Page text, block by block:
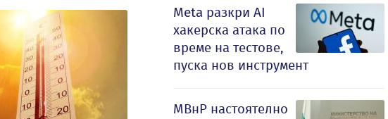
Meta разкри AI
хакерска атака по
време на тестове,
пуска нов инструмент
МВнР настоятелно